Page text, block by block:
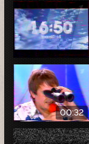
00:32